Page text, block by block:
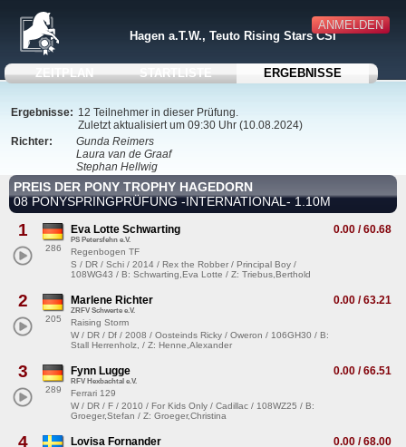
ANMELDEN
Hagen a.T.W., Teuto Rising Stars CSI
ZEITPLAN STARTLISTE ERGEBNISSE
Ergebnisse: 12 Teilnehmer in dieser Prüfung.
Zuletzt aktualisiert um 09:30 Uhr (10.08.2024)
Richter:
Gunda Reimers
Laura van de Graaf
Stephan Hellwig
PREIS DER PONY TROPHY HAGEDORN
08 PONYSPRINGPRÜFUNG -INTERNATIONAL- 1.10M
1
286
0.00 / 60.68
Eva Lotte Schwarting
PS Petersfehn e.V.
Regenbogen TF
S / DR / Schi / 2014 / Rex the Robber / Principal Boy /
108WG43 / B: Schwarting,Eva Lotte / Z: Triebus,Berthold
2
205
0.00 / 63.21
Marlene Richter
ZRFV Schwerte e.V.
Raising Storm
W / DR / Df / 2008 / Oosteinds Ricky / Oweron / 106GH30 / B:
Stall Herrenholz, / Z: Henne,Alexander
3
289
0.00 / 66.51
Fynn Lugge
RFV Hexbachtal e.V.
Ferrari 129
W / DR / F / 2010 / For Kids Only / Cadillac / 108WZ25 / B:
Groeger,Stefan / Z: Groeger,Christina
4 0.00 / 68.00
Lovisa Fornander